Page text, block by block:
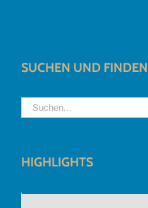
SUCHEN UND FINDEN
Suche
nach:
HIGHLIGHTS